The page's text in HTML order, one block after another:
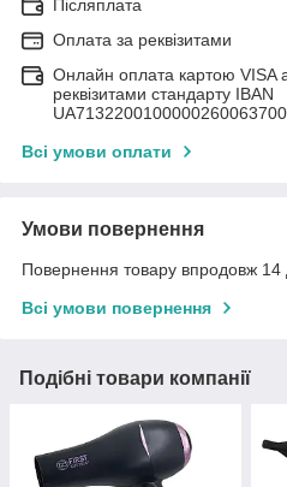
Післяплата
Оплата за реквізитами
Онлайн оплата картою VISA
реквізитами стандарту IBAN
Всі умови оплати
Умови повернення
Повернення товару впродовж 14
Всі умови повернення
Подібні товари компанії